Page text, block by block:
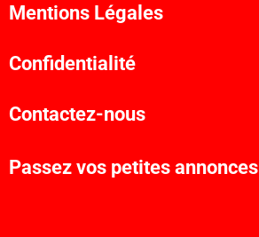
Mentions Légales
Confidentialité
Contactez-nous
Passez vos petites annonces